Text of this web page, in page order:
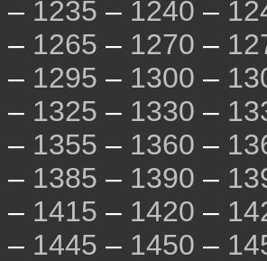
– 1235 – 1240 –
– 1265 – 1270 –
– 1295 – 1300 –
– 1325 – 1330 –
– 1355 – 1360 –
– 1385 – 1390 –
– 1415 – 1420 –
– 1445 – 1450 –